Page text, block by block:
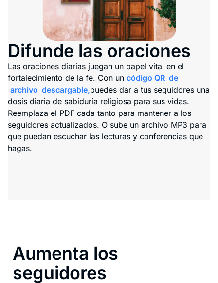
Difunde las oraciones
Las oraciones diarias juegan un papel vital en el
fortalecimiento de la fe. Con un código QR de
archivo descargable,puedes dar a tus seguidores una
dosis diaria de sabiduría religiosa para sus vidas.
Reemplaza el PDF cada tanto para mantener a los
seguidores actualizados. O sube un archivo MP3 para
que puedan escuchar las lecturas y conferencias que
hagas.
Aumenta los
seguidores